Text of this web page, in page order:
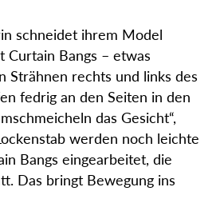
schneidet ihrem Model
Curtain Bangs – etwas
Strähnen rechts und links des
fedrig an den Seiten in den
das Gesicht“,
werden noch leichte
Bangs eingearbeitet, die
Das bringt Bewegung ins